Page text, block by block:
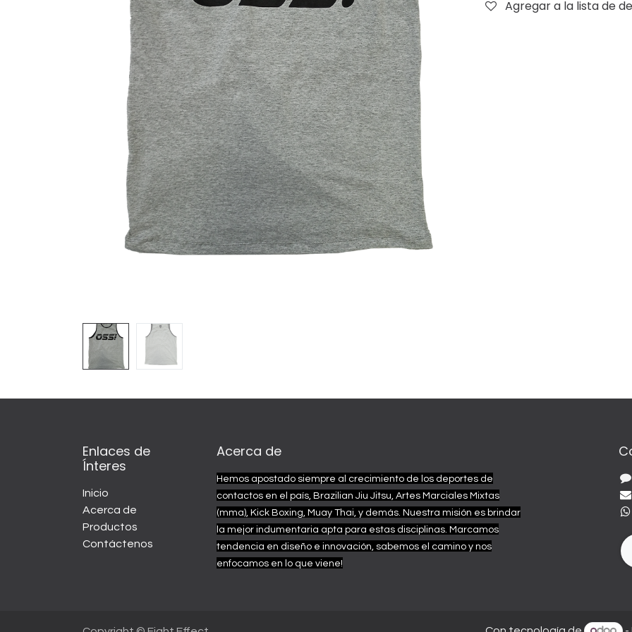
Agregar a la lista de
Enlaces de
Ínteres
Inicio
Acerca de
Productos
Contáctenos
Acerca de
Hemos apostado siempre al crecimiento de los deportes de
contactos en el país, Brazilian Jiu Jitsu, Artes Marciales Mixtas
(mma), Kick Boxing, Muay Thai, y demás. Nuestra misión es brindar
la mejor indumentaria apta para estas disciplinas. Marcamos
tendencia en diseño e innovación, sabemos el camino y nos
enfocamos en lo que viene!